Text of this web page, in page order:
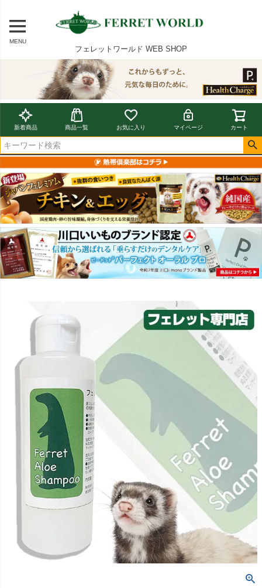
MENU
フェレットワールド WEB SHOP
新着商品 商品一覧 お気に入り マイページ カート